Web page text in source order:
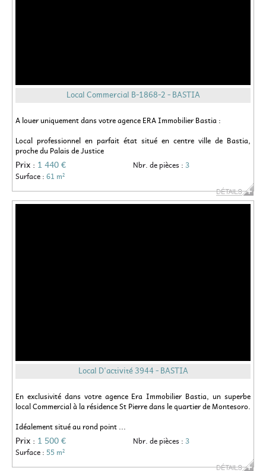
Local Commercial B-1868-2 - BASTIA
A louer uniquement dans votre agence ERA Immobilier Bastia :
Local professionnel en parfait état situé en centre ville de Bastia,
proche du Palais de Justice
Prix : 1 440 € Nbr. de pièces : 3
Surface : 61 m²
Local D'activité 3944 - BASTIA
En exclusivité dans votre agence Era Immobilier Bastia, un superbe
local Commercial à la résidence St Pierre dans le quartier de Montesoro.
Idéalement situé au rond point ...
Prix : 1 500 € Nbr. de pièces : 3
Surface : 55 m²